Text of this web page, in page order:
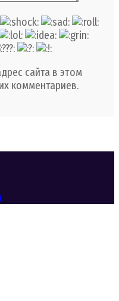
сайта в этом
комментариев.